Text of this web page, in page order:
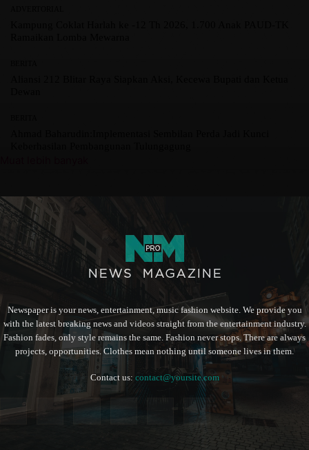
Newspaper is your news, entertainment, music fashion website. We provide you
with the latest breaking news and videos straight from the entertainment industry.
Fashion fades, only style remains the same. Fashion never stops. There are always
projects, opportunities. Clothes mean nothing until someone lives in them.
Contact us: contact@yoursite.com